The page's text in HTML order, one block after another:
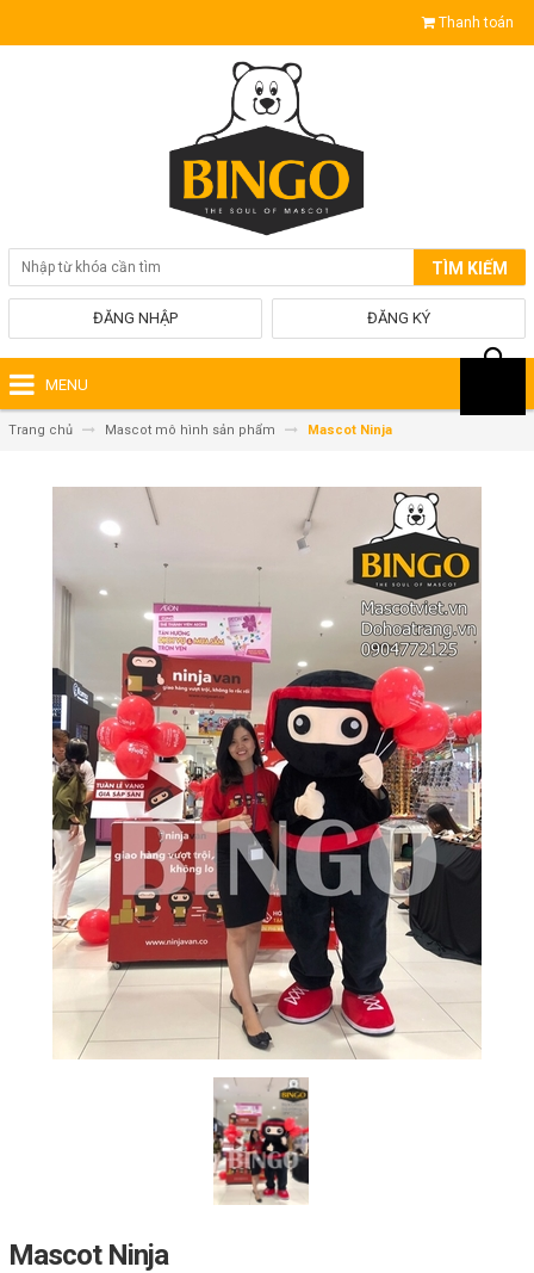
Thanh toán
TÌM KIẾM
ĐĂNG KÝ
ĐĂNG NHẬP
MENU
Trang chủ Mascot mô hình sản phẩm Mascot Ninja
Mascot Ninja